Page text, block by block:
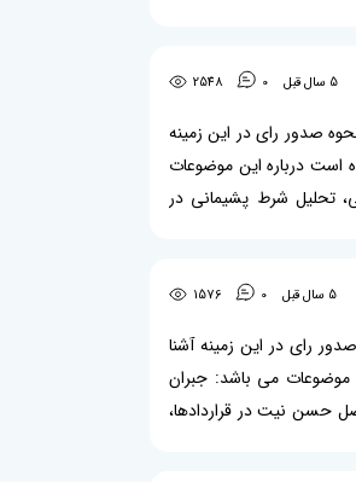
5 سال قبل 0
2548
صدور رای در این زمینه
است درباره این موضوعات
تحلیل شرط پشیمانی در
5 سال قبل 0
1576
رای در این زمینه آشنا
می باشد: جبران
حسن نیت در قراردادها،